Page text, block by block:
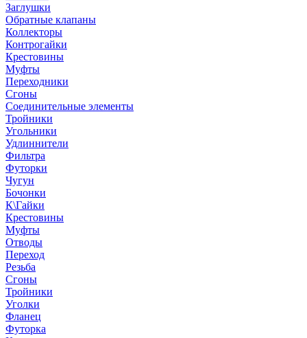
Заглушки
Обратные клапаны
Коллекторы
Контрогайки
Крестовины
Муфты
Переходники
Сгоны
Соединительные элементы
Тройники
Угольники
Удлиннители
Фильтра
Футорки
Чугун
Бочонки
К\Гайки
Крестовины
Муфты
Отводы
Переход
Резьба
Сгоны
Тройники
Уголки
Фланец
Футорка